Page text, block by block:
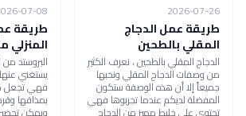
2026-07-26
طريقة عمل الدجاج
المقلي بالطحين
الدجاج المقلي بالطحين ، نعرف الكثير
من وصفات الدجاج المقلي ونحبها
جميعاً إلا أن هذه الوصفة ستكون
المفضلة لديكم عندما تجربوها فهي
تحتوي على خليط مميز من الدجاج
07-08
طريقة
المنزلي
البروستد من
يستغني
فهي تجعل
بمذاقها
ويمكن